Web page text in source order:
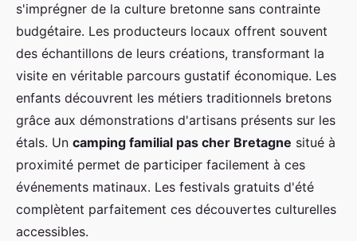
s'imprégner de la culture bretonne sans contrainte
budgétaire. Les producteurs locaux offrent souvent
des échantillons de leurs créations, transformant la
visite en véritable parcours gustatif économique. Les
enfants découvrent les métiers traditionnels bretons
grâce aux démonstrations d'artisans présents sur les
étals. Un camping familial pas cher Bretagne situé à
proximité permet de participer facilement à ces
événements matinaux. Les festivals gratuits d'été
complètent parfaitement ces découvertes culturelles
accessibles.